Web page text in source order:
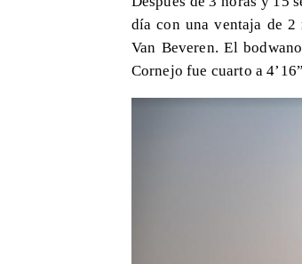
día con una ventaja de 2
Van Beveren. El
Cornejo fue cuarto a